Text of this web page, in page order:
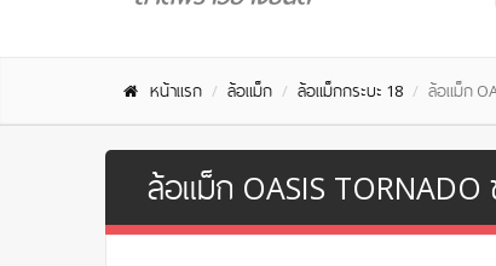
หน้าแรก ล้อแม็ก ล้อแม็กกระบะ 18 ล้อแม็ก
ล้อแม็ก OASIS